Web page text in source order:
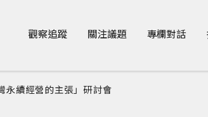
觀察追蹤 關注議題 專欄對話
續經營的主張」研討會